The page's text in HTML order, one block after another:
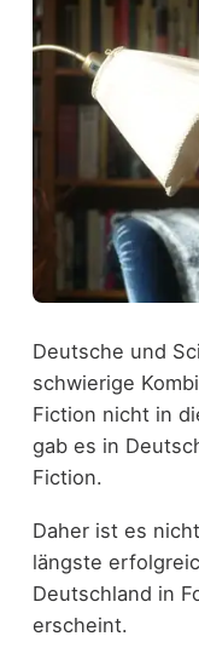
Deutsche und
schwierige
Fiction nicht in
gab es in
Fiction.
Daher ist es
längste
Deutschland in
erscheint.